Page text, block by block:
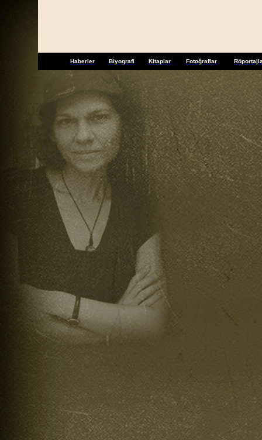
Haberler Biyografi Kitaplar Fotoğraflar